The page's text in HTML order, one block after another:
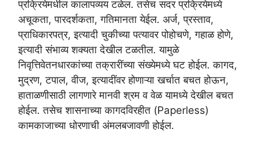
प्रक्रियेमधील कालापव्यय टळेल. तसेच सदर प्रक्रियेमध्ये
अचूकता, पारदर्शकता, गतिमानता येईल. अर्ज, प्रस्ताव,
प्राधिकारपत्र, इत्यादी चुकीच्या पत्यावर पोहोचणे, गहाळ होणे,
इत्यादी संभाव्य शक्यता देखील टळतील. यामुळे
निवृत्तिवेतनधारकांच्या तक्रारींच्या संख्येमध्ये घट होईल. कागद,
मुद्रण, टपाल, वीज, इत्यादींवर होणाऱ्या खर्चात बचत होऊन,
हाताळणीसाठी लागणारे मानवी श्रम व वेळ यामध्ये देखील बचत
होईल. तसेच शासनाच्या कागदविरहीत (Paperless)
कामकाजाच्या धोरणाची अंमलबजावणी होईल.